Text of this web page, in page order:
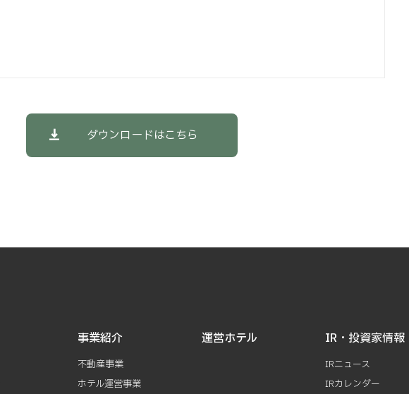
ダウンロードはこちら
事業紹介
不動産事業
ホテル運営事業
運営ホテル IR・投資家情報
IRニュース
IRカレンダー